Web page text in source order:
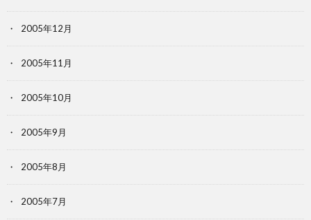
2005年12月
2005年11月
2005年10月
2005年9月
2005年8月
2005年7月